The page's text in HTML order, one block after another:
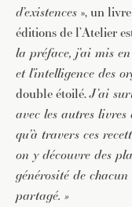
d’existences », un
éditions de l’Atelier
la préface, j’ai mis
et l’intelligence des
double étoilé.J’ai
avec les autres livres
qu’à travers ces
on y découvre des
générosité de
partagé. »